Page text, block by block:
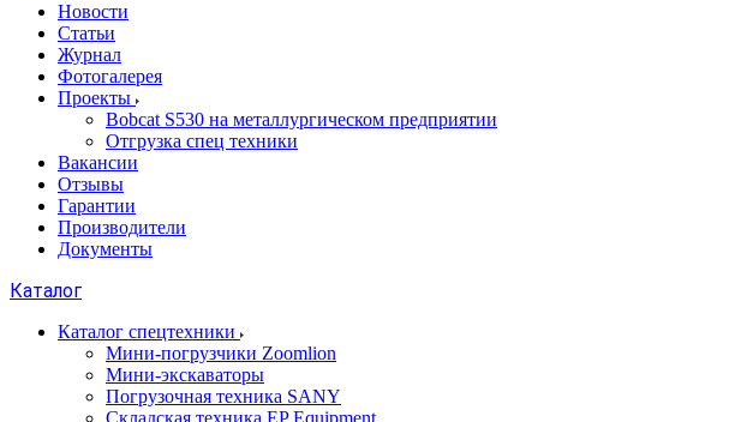
Новости
Статьи
Журнал
Фотогалерея
Проекты
Bobcat S530 на металлургическом предприятии
Отгрузка спец техники
Вакансии
Отзывы
Гарантии
Производители
Документы
Каталог
Каталог спецтехники
Мини-погрузчики Zoomlion
Мини-экскаваторы
Погрузочная техника SANY
Складская техника EP Equipment